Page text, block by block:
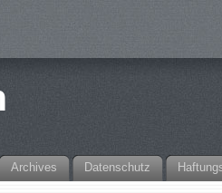
Archives Datenschutz